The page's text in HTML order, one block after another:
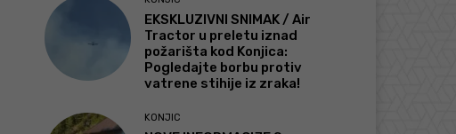
EKSKLUZIVNI SNIMAK / Air
Tractor u preletu iznad
požarišta kod Konjica:
Pogledajte borbu protiv
vatrene stihije iz zraka!
KONJIC